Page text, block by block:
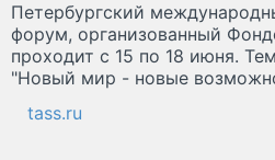
Петербургский
форум, организованный
проходит с 15 по 18 июня.
"Новый мир - новые
tass.ru